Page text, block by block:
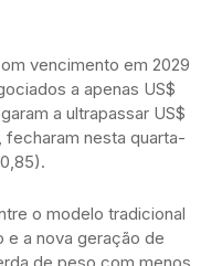
vencimento em 2029
a apenas US$
a ultrapassar US$
fecharam nesta quarta-
o modelo tradicional
a nova geração de